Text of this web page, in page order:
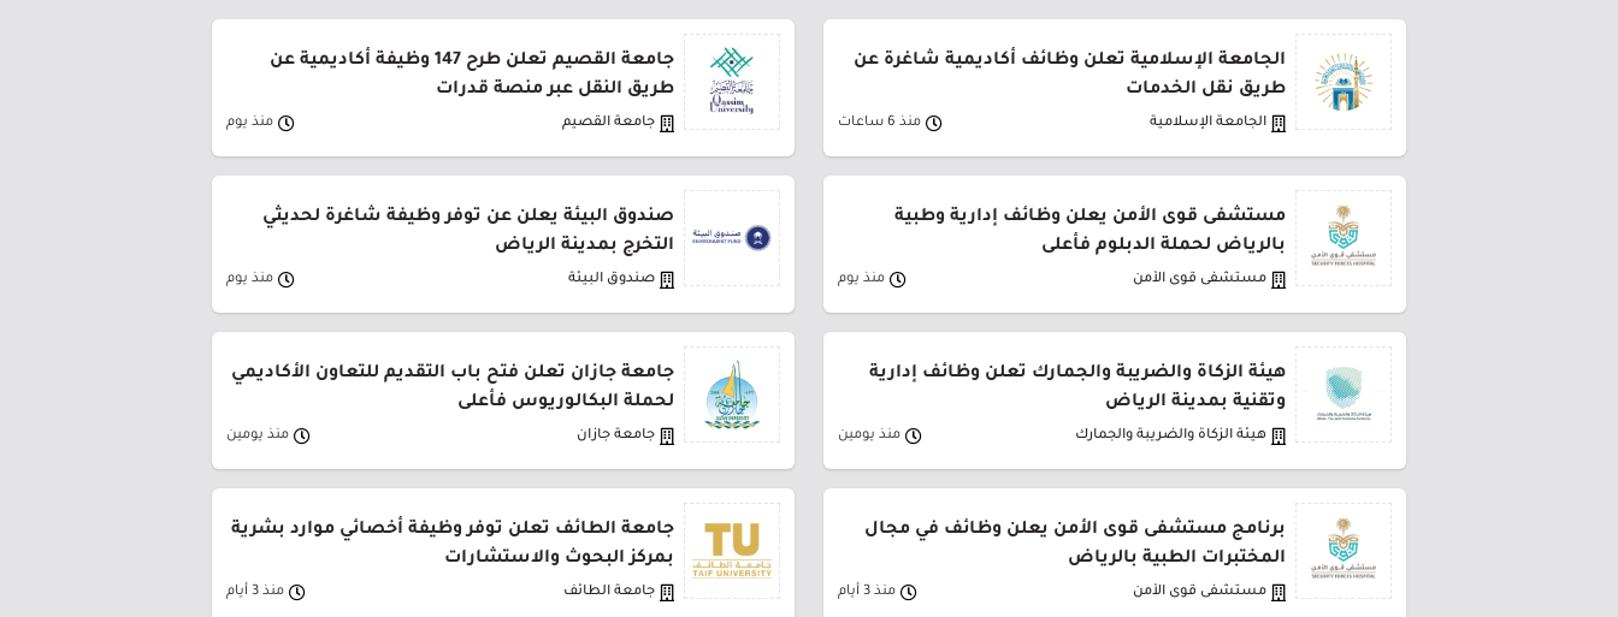
الجامعة الإسلامية تعلن وظائف أكاديمية شاغرة عن
طريق نقل الخدمات
الجامعة الإسلامية منذ 6 ساعات
جامعة القصيم تعلن طرح 147 وظيفة أكاديمية عن
طريق النقل عبر منصة قدرات
جامعة القصيم منذ يوم
مستشفى قوى الأمن يعلن وظائف إدارية وطبية
بالرياض لحملة الدبلوم فأعلى
مستشفى قوى الأمن منذ يوم
صندوق البيئة يعلن عن توفر وظيفة شاغرة لحديثي
التخرج بمدينة الرياض
صندوق البيئة منذ يوم
هيئة الزكاة والضريبة والجمارك تعلن وظائف إدارية
وتقنية بمدينة الرياض
هيئة الزكاة والضريبة والجمارك منذ يومين
جامعة جازان تعلن فتح باب التقديم للتعاون الأكاديمي
لحملة البكالوريوس فأعلى
جامعة جازان منذ يومين
برنامج مستشفى قوى الأمن يعلن وظائف في مجال
المختبرات الطبية بالرياض
مستشفى قوى الأمن منذ 3 أيام
جامعة الطائف تعلن توفر وظيفة أخصائي موارد بشرية
بمركز البحوث والاستشارات
جامعة الطائف منذ 3 أيام